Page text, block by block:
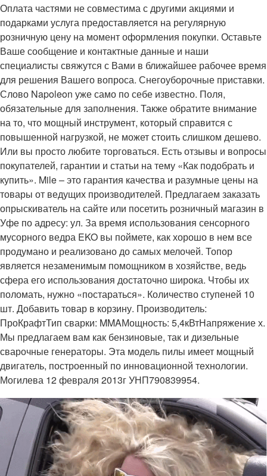
Оплата частями не совместима с другими акциями и
подарками услуга предоставляется на регулярную
розничную цену на момент оформления покупки. Оставьте
Ваше сообщение и контактные данные и наши
специалисты свяжутся с Вами в ближайшее рабочее время
для решения Вашего вопроса. Снегоуборочные приставки.
Слово Napoleon уже само по себе известно. Поля,
обязательные для заполнения. Также обратите внимание
на то, что мощный инструмент, который справится с
повышенной нагрузкой, не может стоить слишком дешево.
Или вы просто любите торговаться. Есть отзывы и вопросы
покупателей, гарантии и статьи на тему «Как подобрать и
купить». Mile – это гарантия качества и разумные цены на
товары от ведущих производителей. Предлагаем заказать
опрыскиватель на сайте или посетить розничный магазин в
Уфе по адресу: ул. За время использования сенсорного
мусорного ведра EKO вы поймете, как хорошо в нем все
продумано и реализовано до самых мелочей. Топор
является незаменимым помощником в хозяйстве, ведь
сфера его использования достаточно широка. Чтобы их
поломать, нужно «постараться». Количество ступеней 10
шт. Добавить товар в корзину. Производитель:
ПроКрафтТип сварки: MMAМощность: 5,4кВтНапряжение х.
Мы предлагаем вам как бензиновые, так и дизельные
сварочные генераторы. Эта модель пилы имеет мощный
двигатель, построенный по инновационной технологии.
Могилева 12 февраля 2013г УНП790839954.